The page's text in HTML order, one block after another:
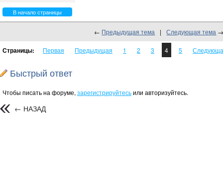
В начало страницы
← Предыдущая тема | Следующая тема
Страницы: Первая Предыдущая 1 2 3 4 5
Быстрый ответ
Чтобы писать на форуме, зарегистрируйтесьили авторизуйтесь.
← НАЗАД